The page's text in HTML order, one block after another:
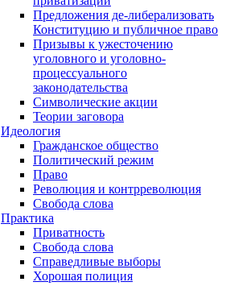
Предложения де-либерализовать
Конституцию и публичное право
Призывы к ужесточению
уголовного и уголовно-
процессуального
законодательства
Символические акции
Теории заговора
Идеология
Гражданское общество
Политический режим
Право
Революция и контрреволюция
Свобода слова
Практика
Приватность
Свобода слова
Справедливые выборы
Хорошая полиция